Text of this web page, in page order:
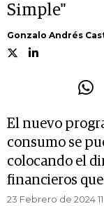
Simple"
Gonzalo Andrés
El nuevo
consumo se
colocando el
financieros
23 Febrero de 2024